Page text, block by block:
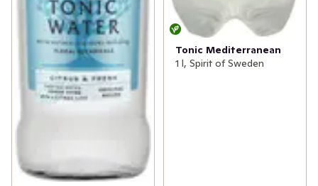
Tonic Mediterranean
1 l, Spirit of Sweden